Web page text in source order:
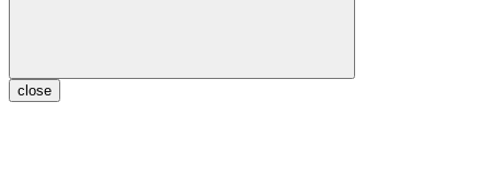
close